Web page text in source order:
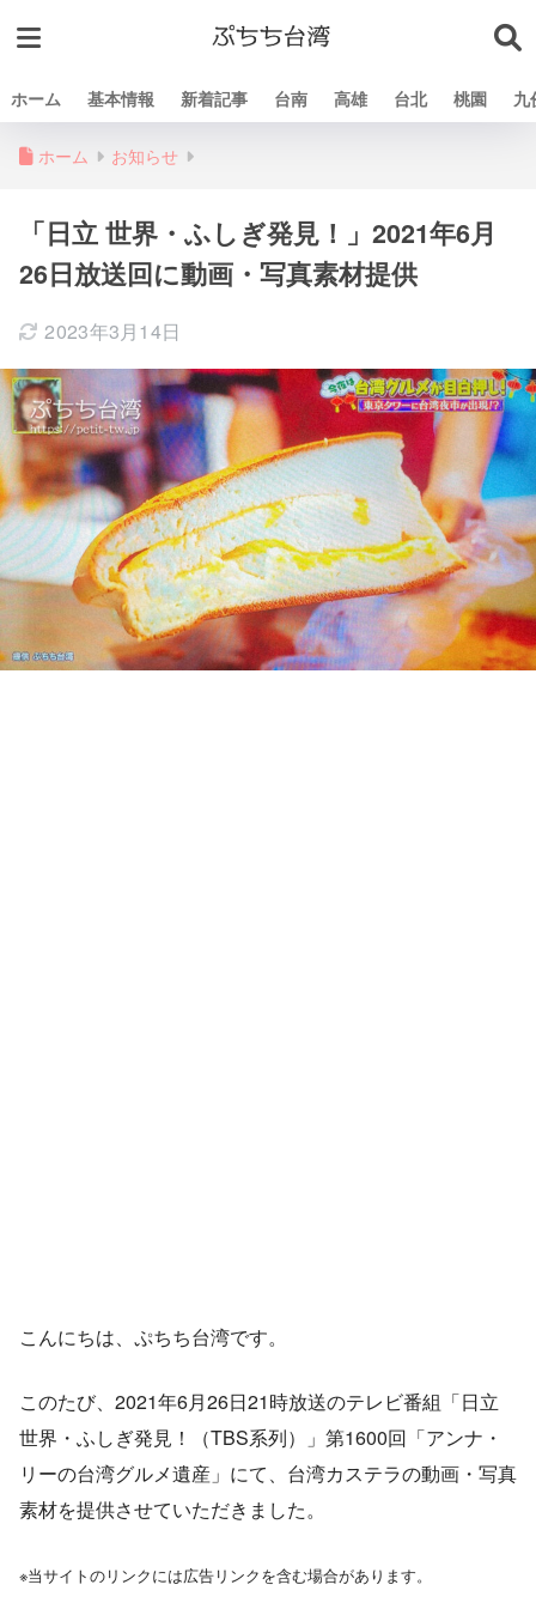
ホーム 基本情報 新着記事 台南 高雄 台北 桃園 九
ホーム お知らせ
「日立 世界・ふしぎ発見！」2021年6月
26日放送回に動画・写真素材提供
2023年3月14日
こんにちは、ぷちち台湾です。
このたび、2021年6月26日21時放送のテレビ番組「日立
世界・ふしぎ発見！（TBS系列）」第1600回「アンナ・
リーの台湾グルメ遺産」にて、台湾カステラの動画・写真
素材を提供させていただきました。
※当サイトのリンクには広告リンクを含む場合があります。